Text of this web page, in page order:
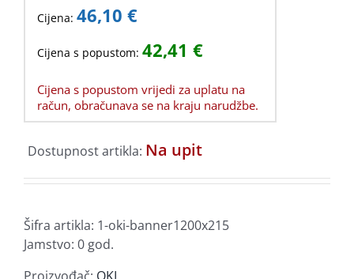
Cijena: 46,10 €
Cijena s popustom: 42,41 €
Cijena s popustom vrijedi za uplatu na
račun, obračunava se na kraju narudžbe.
Dostupnost artikla: Na upit
Šifra artikla: 1-oki-banner1200x215
Jamstvo: 0 god.